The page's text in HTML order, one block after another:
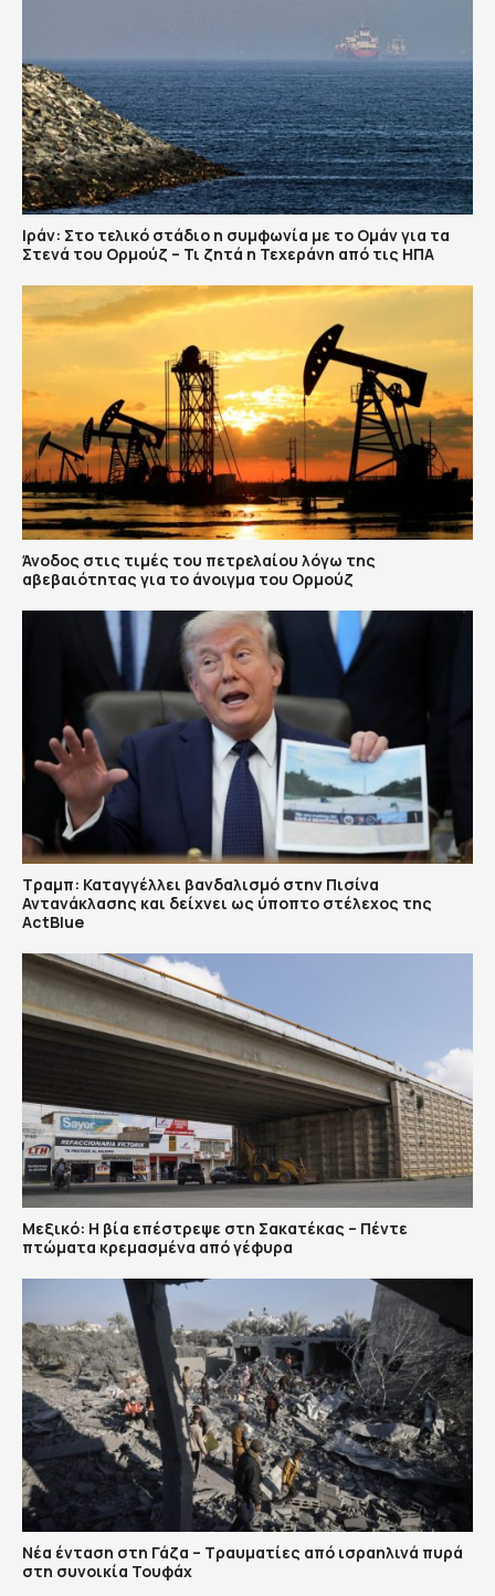
Ιράν: Στο τελικό στάδιο η συμφωνία με το Ομάν για τα
Στενά του Ορμούζ – Τι ζητά η Τεχεράνη από τις ΗΠΑ
Άνοδος στις τιμές του πετρελαίου λόγω της
αβεβαιότητας για το άνοιγμα του Ορμούζ
Τραμπ: Καταγγέλλει βανδαλισμό στην Πισίνα
Αντανάκλασης και δείχνει ως ύποπτο στέλεχος της
ActBlue
Μεξικό: Η βία επέστρεψε στη Σακατέκας – Πέντε
πτώματα κρεμασμένα από γέφυρα
Νέα ένταση στη Γάζα – Τραυματίες από ισραηλινά πυρά
στη συνοικία Τουφάχ